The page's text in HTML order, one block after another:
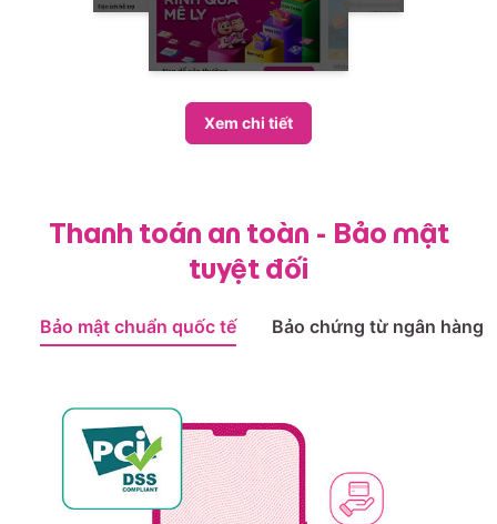
Xem chi tiết
Thanh toán an toàn - Bảo mật
tuyệt đối
Bảo mật chuẩn quốc tế Bảo chứng từ ngân hàng